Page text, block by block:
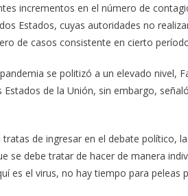
incrementos en el número de
Estados, cuyas autoridades no
de casos consistente en cierto
se politizó a un elevado nivel,
Estados de la Unión, sin embargo,
tratas de ingresar en el debate político,
se debe tratar de hacer de manera
es el virus, no hay tiempo para peleas